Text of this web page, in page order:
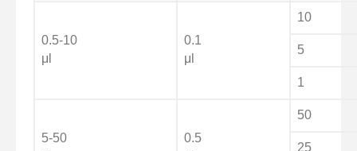
0.5-10
μl
0.1
μl
10
5
1
5-50
0.5
50
25